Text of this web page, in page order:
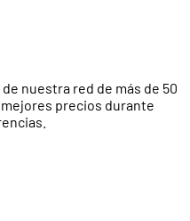
nuestra red de más de 50
precios durante